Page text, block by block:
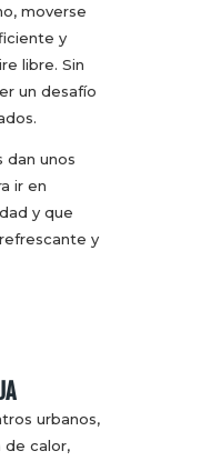
moverse
y
libre. Sin
un desafío
dan unos
ir en
y que
y
urbanos,
de calor,